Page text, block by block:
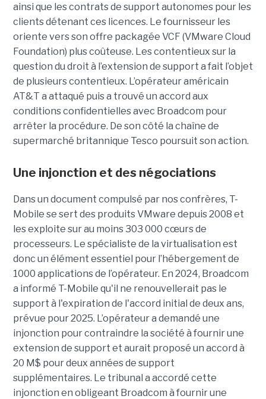
ainsi que les contrats de support autonomes pour les
clients détenant ces licences. Le fournisseur les
oriente vers son offre packagée VCF (VMware Cloud
Foundation) plus coûteuse. Les contentieux sur la
question du droit à l’extension de support a fait l’objet
de plusieurs contentieux. L’opérateur américain
AT&T a attaqué puis a trouvé un accord aux
conditions confidentielles avec Broadcom pour
arrêter la procédure. De son côté la chaîne de
supermarché britannique Tesco poursuit son action.
Une injonction et des négociations
Dans un document compulsé par nos confrères, T-
Mobile se sert des produits VMware depuis 2008 et
les exploite sur au moins 303 000 cœurs de
processeurs. Le spécialiste de la virtualisation est
donc un élément essentiel pour l’hébergement de
1000 applications de l’opérateur. En 2024, Broadcom
a informé T-Mobile qu'il ne renouvellerait pas le
support à l'expiration de l'accord initial de deux ans,
prévue pour 2025. L’opérateur a demandé une
injonction pour contraindre la société à fournir une
extension de support et aurait proposé un accord à
20 M$ pour deux années de support
supplémentaires. Le tribunal a accordé cette
injonction en obligeant Broadcom à fournir une